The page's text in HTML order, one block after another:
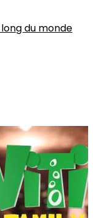
du monde